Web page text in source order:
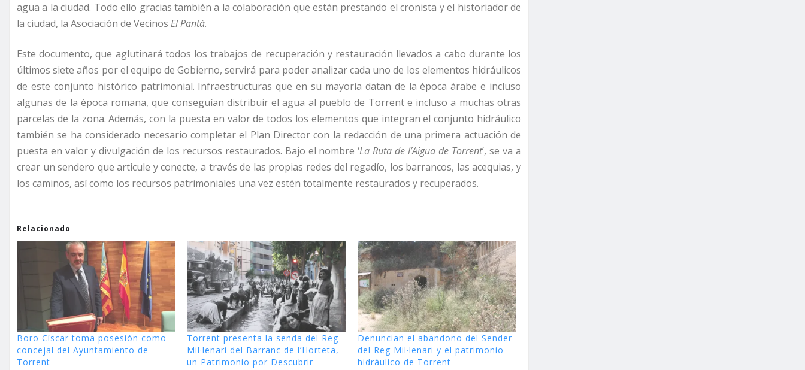
agua a la ciudad. Todo ello gracias también a la colaboración que están prestando el cronista y el historiador de
la ciudad, la Asociación de Vecinos El Pantà.
Este documento, que aglutinará todos los trabajos de recuperación y restauración llevados a cabo durante los
últimos siete años por el equipo de Gobierno, servirá para poder analizar cada uno de los elementos hidráulicos
de este conjunto histórico patrimonial. Infraestructuras que en su mayoría datan de la época árabe e incluso
algunas de la época romana, que conseguían distribuir el agua al pueblo de Torrent e incluso a muchas otras
parcelas de la zona. Además, con la puesta en valor de todos los elementos que integran el conjunto hidráulico
también se ha considerado necesario completar el Plan Director con la redacción de una primera actuación de
puesta en valor y divulgación de los recursos restaurados. Bajo el nombre ‘La Ruta de l’Aigua de Torrent’, se va a
crear un sendero que articule y conecte, a través de las propias redes del regadío, los barrancos, las acequias, y
los caminos, así como los recursos patrimoniales una vez estén totalmente restaurados y recuperados.
Relacionado
Boro Císcar toma posesión como
concejal del Ayuntamiento de
Torrent
Torrent presenta la senda del Reg
Mil·lenari del Barranc de l’Horteta,
un Patrimonio por Descubrir
Denuncian el abandono del Sender
del Reg Mil·lenari y el patrimonio
hidráulico de Torrent